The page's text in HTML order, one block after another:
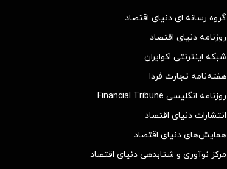
گروه رسانه ای دنیای اقتصاد
روزنامه دنیای اقتصاد
شبکه اینترنتی اکوایران
هفته‌نامه تجارت فردا
روزنامه انگلیسی Financial Tribune
انتشارات دنیای اقتصاد
همایش‌های دنیای اقتصاد
مرکز نوآوری و شتابدهی دنیای اقتصاد